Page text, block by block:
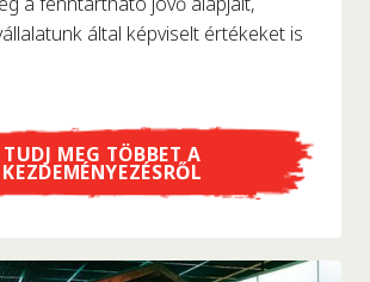
által képviselt értékeket is
TUDJ MEG TÖBBET A
KEZDEMÉNYEZÉSRŐL